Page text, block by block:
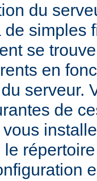
du
de simples
se
en
serveur.
de
vous